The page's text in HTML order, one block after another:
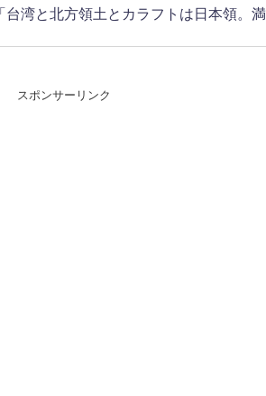
台湾と北方領土とカラフトは日本領。満
スポンサーリンク